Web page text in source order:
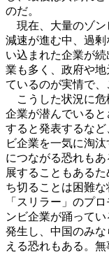
のだ。
現在、大量のゾン
減速が進む中、過
い込まれた企業が
業も多く、政府や
ているのが実情で、
こうした状況に危
企業が潜んでいる
すると発表するな
ビ企業を一気に淘
につながる恐れも
展することもある
ち切ることは困難な
「スリラー」のプ
ンビ企業が踊って
発生し、中国のみ
える恐れもある。